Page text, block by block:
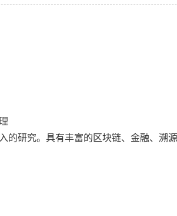
的研究。具有丰富的区块链、金融、溯